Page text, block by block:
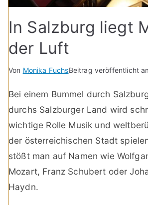
In Salzburg liegt
der Luft
Von Monika FuchsBeitrag veröffentlicht
Bei einem Bummel durch
durchs Salzburger Land wird
wichtige Rolle Musik und
der österreichischen Stadt
stößt man auf Namen wie
Mozart, Franz Schubert oder
Haydn.